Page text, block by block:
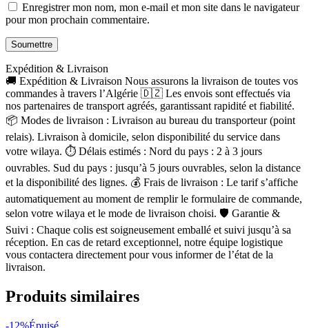
Enregistrer mon nom, mon e-mail et mon site dans le navigateur
pour mon prochain commentaire.
Expédition & Livraison
🚚 Expédition & Livraison Nous assurons la livraison de toutes vos
commandes à travers l’Algérie 🇩🇿 Les envois sont effectués via
nos partenaires de transport agréés, garantissant rapidité et fiabilité.
📦 Modes de livraison : Livraison au bureau du transporteur (point
relais). Livraison à domicile, selon disponibilité du service dans
votre wilaya. ⏱ Délais estimés : Nord du pays : 2 à 3 jours
ouvrables. Sud du pays : jusqu’à 5 jours ouvrables, selon la distance
et la disponibilité des lignes. 💰 Frais de livraison : Le tarif s’affiche
automatiquement au moment de remplir le formulaire de commande,
selon votre wilaya et le mode de livraison choisi. 🛡 Garantie &
Suivi : Chaque colis est soigneusement emballé et suivi jusqu’à sa
réception. En cas de retard exceptionnel, notre équipe logistique
vous contactera directement pour vous informer de l’état de la
livraison.
Produits similaires
-12%Épuisé